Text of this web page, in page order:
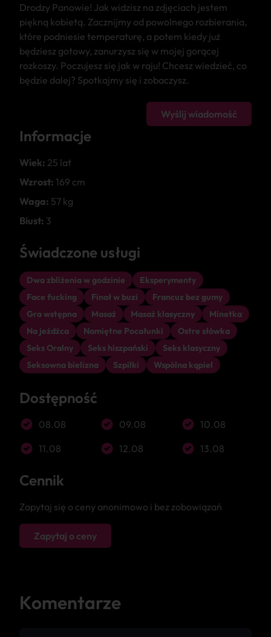
Drodzy Panowie! Jak widzisz na zdjęciach jestem
piękną kobietą. Zacznijmy od powolnego rozbierania,
które podniesie temperaturę, a potem kiedy już
będziesz gotowy, zanurzysz się w mojej gorącej
rozkoszy. Poczujesz się jak w raju! Chcesz wiedzieć, co
będzie dalej? Spotkajmy się i zobaczysz.
Wyślij wiadomość
Informacje
Wiek: 25 lat
Wzrost: 169 cm
Waga: 57 kg
Biust: 3
Świadczone usługi
Dwa zbliżenia w godzinie
Eksperymenty
Face fucking
Finał w buzi
Francuz bez gumy
Gra wstępna
Masaż Masaż klasyczny
Minetka
Na jeźdźca
Namiętne Pocałunki
Ostre słówka
Seks Oralny
Seks hiszpański
Seks klasyczny
Seksowna bielizna
Szpilki Wspólna kąpiel
Dostępność
08.08 09.08
10.08
11.08
12.08 13.08
Cennik
Zapytaj się o ceny anonimowo i bez zobowiązań
Zapytaj o ceny
Komentarze